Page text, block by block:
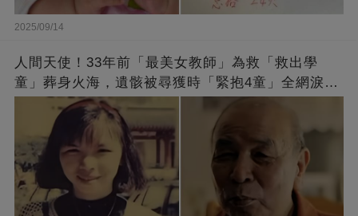
2025/09/14
人間天使！33年前「最美女教師」為救「救出學
童」葬身火海，遺骸被尋獲時「緊抱4童」全網淚
崩：真正的英雄不該被遺忘